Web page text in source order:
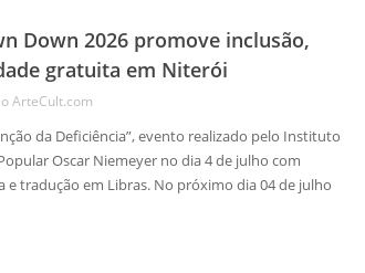
Down 2026 promove inclusão,
gratuita em Niterói
ArteCult.com
da Deficiência”, evento realizado pelo Instituto
Oscar Niemeyer no dia 4 de julho com
e tradução em Libras. No próximo dia 04 de julho